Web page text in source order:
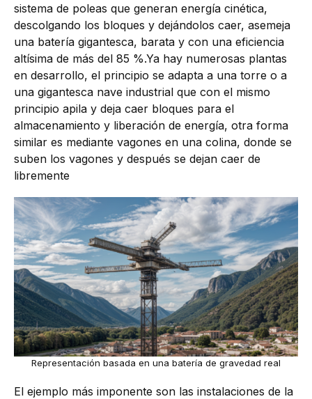
sistema de poleas que generan energía cinética,
descolgando los bloques y dejándolos caer, asemeja
una batería gigantesca, barata y con una eficiencia
altísima de más del 85 %.Ya hay numerosas plantas
en desarrollo, el principio se adapta a una torre o a
una gigantesca nave industrial que con el mismo
principio apila y deja caer bloques para el
almacenamiento y liberación de energía, otra forma
similar es mediante vagones en una colina, donde se
suben los vagones y después se dejan caer de
libremente
Representación basada en una batería de gravedad real
El ejemplo más imponente son las instalaciones de la